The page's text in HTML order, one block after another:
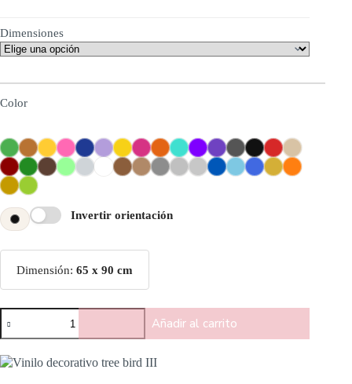
Dimensiones
Color
Invertir orientación
Dimensión: 65 x 90 cm
Añadir al carrito